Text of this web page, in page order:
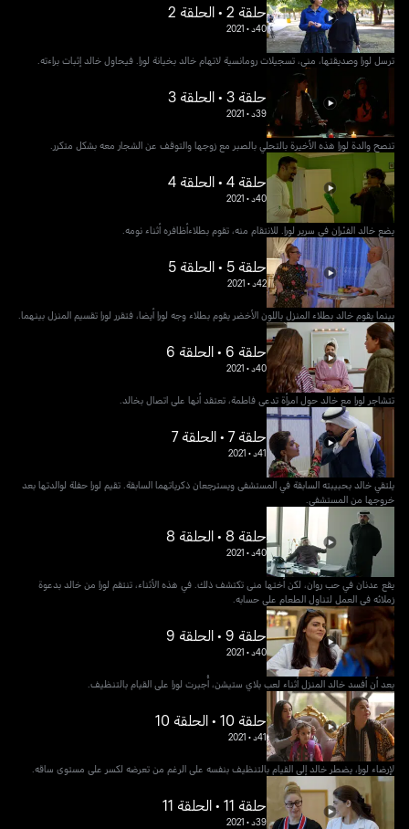
حلقة 2 • الحلقة 2
40د •
2021
ترسل لورا وصديقتها، منى، تسجيلات رومانسية لاتهام خالد بخيانة لورا. فيحاول خالد إثبات براءته.
حلقة 3 • الحلقة 3
39د •
2021
تنصح والدة لورا هذه الأخيرة بالتحلي بالصبر مع زوجها والتوقف عن الشجار معه بشكل متكرر.
حلقة 4 • الحلقة 4
40د •
2021
يضع خالد الفئران في سرير لورا. للانتقام منه، تقوم بطلاءأظافره أثناء نومه.
حلقة 5 • الحلقة 5
42د •
2021
بينما يقوم خالد بطلاء المنزل باللون الأخضر يقوم بطلاء وجه لورا أيضا، فتقرر لورا تقسيم المنزل بينهما.
حلقة 6 • الحلقة 6
40د •
2021
تتشاجر لورا مع خالد حول امرأة تدعى فاطمة، تعتقد أنها على اتصال بخالد.
حلقة 7 • الحلقة 7
41د •
2021
يلتقي خالد بحبيبته السابقة في المستشفى ويسترجعان ذكرياتهما السابقة. تقيم لورا حفلة لوالدتها بعد
خروجها من المستشفى.
حلقة 8 • الحلقة 8
40د •
2021
يقع عدنان في حب روان، لكن أختها منى تكتشف ذلك. في هذه الأثناء، تنتقم لورا من خالد بدعوة
زملائه في العمل لتناول الطعام على حسابه.
حلقة 9 • الحلقة 9
40د •
2021
بعد أن أفسد خالد المنزل أثناء لعب بلاي ستيشن، أُجبرت لورا على القيام بالتنظيف.
حلقة 10 • الحلقة 10
41د •
2021
لإرضاء لورا، يضطر خالد إلى القيام بالتنظيف بنفسه على الرغم من تعرضه لكسر على مستوى ساقه.
حلقة 11 • الحلقة 11
39د •
2021